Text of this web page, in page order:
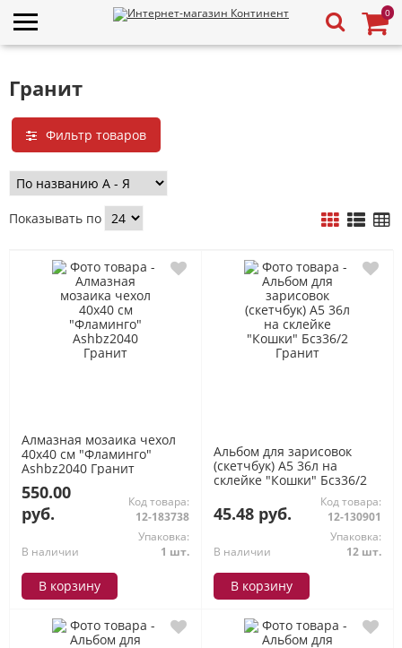
0
Гранит
Фильтр товаров
Показывать по
Алмазная мозаика чехол
40х40 см "Фламинго"
Ashbz2040 Гранит
550.00
руб.
Код товара:
12-183738
В наличии
Упаковка:
1 шт.
В корзину
Альбом для зарисовок
(скетчбук) А5 36л на
склейке "Кошки" Бсз36/2
45.48 руб.
Код товара:
12-130901
В наличии
Упаковка:
12 шт.
В корзину